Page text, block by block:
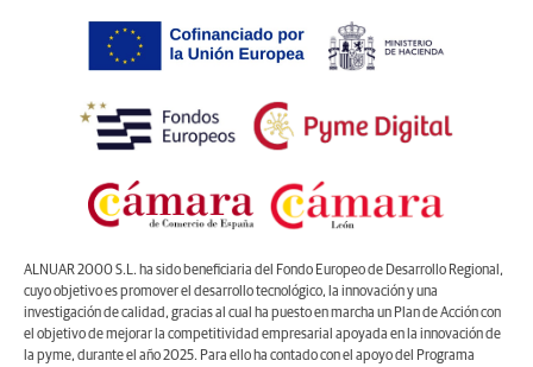
ALNUAR 2000 S.L. ha sido beneficiaria del Fondo Europeo de Desarrollo Regional,
cuyo objetivo es promover el desarrollo tecnológico, la innovación y una
investigación de calidad, gracias al cual ha puesto en marcha un Plan de Acción con
el objetivo de mejorar la competitividad empresarial apoyada en la innovación de
la pyme, durante el año 2025. Para ello ha contado con el apoyo del Programa